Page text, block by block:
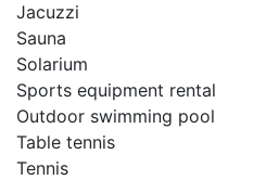
Jacuzzi
Sauna
Solarium
Sports equipment rental
Outdoor swimming pool
Table tennis
Tennis